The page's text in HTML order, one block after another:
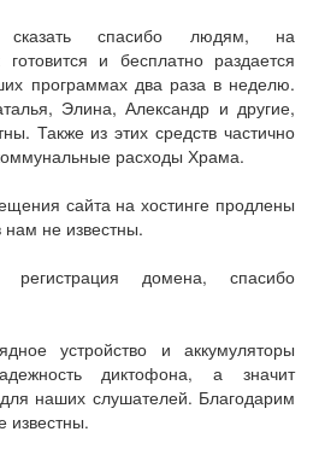
сказать спасибо людям, на
и бесплатно раздается
программах два раза в неделю.
Элина, Александр и другие,
Также из этих средств частично
расходы Храма.
сайта на хостинге продлены
не известны.
регистрация домена, спасибо
устройство и аккумуляторы
диктофона, а значит
наших слушателей. Благодарим
известны.